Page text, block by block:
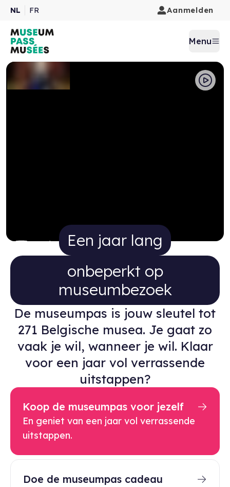
NL FR Aanmelden
Menu
Een jaar lang onbeperkt op
Een jaar lang
onbeperkt op
museumbezoek
De museumpas is jouw sleutel tot
271 Belgische musea. Je gaat zo
vaak je wil, wanneer je wil. Klaar
voor een jaar vol verrassende
uitstappen?
Koop de museumpas voor jezelf
En geniet van een jaar vol verrassende
uitstappen.
Doe de museumpas cadeau